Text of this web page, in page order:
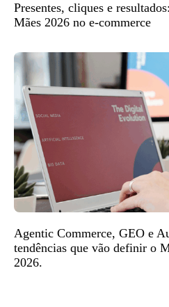
Presentes, cliques e
Mães 2026 no e-commerce
Agentic Commerce, GEO e
tendências que vão definir o
2026.